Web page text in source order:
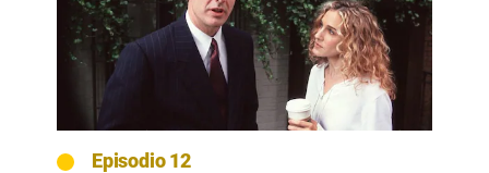
Episodio 12